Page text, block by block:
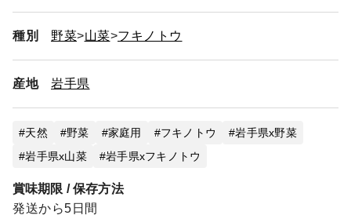
種別 野菜 山菜 フキノトウ
産地 岩手県
天然 野菜 家庭用 フキノトウ
岩手県x野菜
岩手県x山菜
岩手県xフキノトウ
賞味期限 / 保存方法
発送から5日間